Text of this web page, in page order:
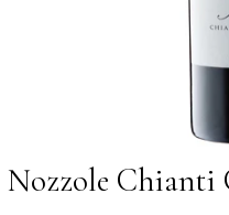
Nozzole Chianti